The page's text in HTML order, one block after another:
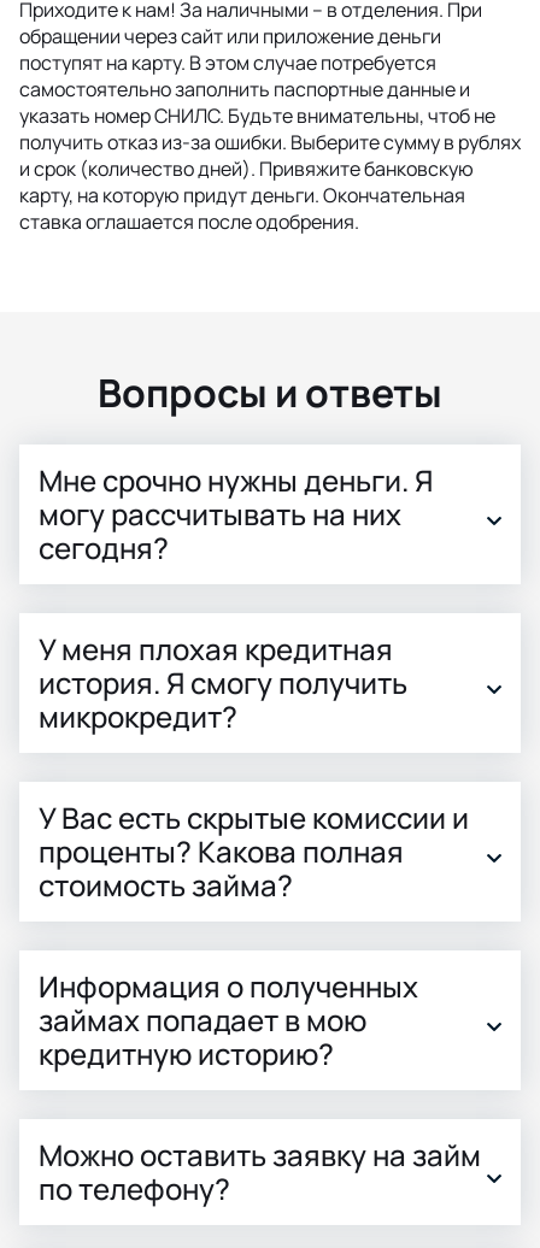
Приходите к нам! За наличными – в отделения. При
обращении через сайт или приложение деньги
поступят на карту. В этом случае потребуется
самостоятельно заполнить паспортные данные и
указать номер СНИЛС. Будьте внимательны, чтоб не
получить отказ из-за ошибки. Выберите сумму в рублях
и срок (количество дней). Привяжите банковскую
карту, на которую придут деньги. Окончательная
ставка оглашается после одобрения.
Вопросы и ответы
Мне срочно нужны деньги. Я
могу рассчитывать на них
сегодня?
У меня плохая кредитная
история. Я смогу получить
микрокредит?
У Вас есть скрытые комиссии и
проценты? Какова полная
стоимость займа?
Информация о полученных
займах попадает в мою
кредитную историю?
Можно оставить заявку на займ
по телефону?